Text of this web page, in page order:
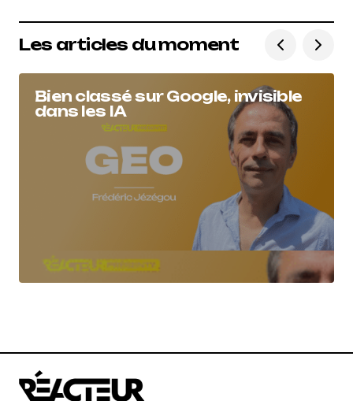
Les articles du moment
Bien classé sur Google, invisible
dans les IA